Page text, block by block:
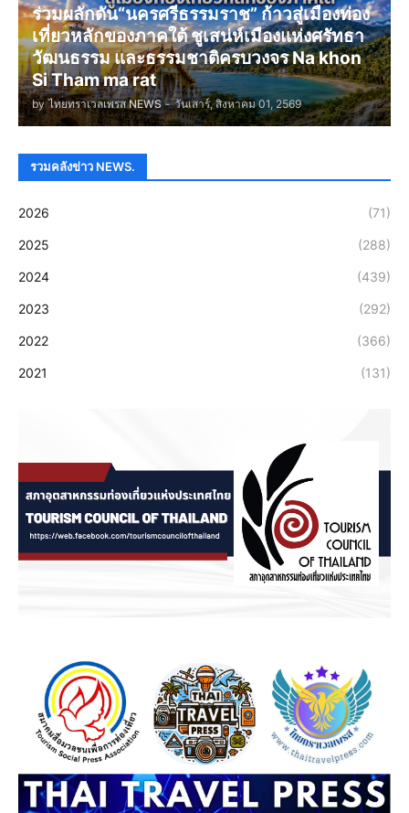
ร่วมผลักดัน“นครศรีธรรมราช” ก้าวสู่เมืองท่อง
เที่ยวหลักของภาคใต้ ชูเสน่ห์เมืองแห่งศรัทธา
วัฒนธรรม และธรรมชาติครบวงจร Na khon
Si Tham ma rat
by ไทยทราเวลเพรส NEWS - วันเสาร์, สิงหาคม 01, 2569
รวมคลังข่าว NEWS.
2026 (71)
2025 (288)
2024 (439)
2023 (292)
2022 (366)
2021 (131)